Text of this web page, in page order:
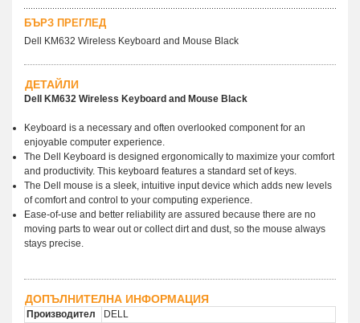
БЪРЗ ПРЕГЛЕД
Dell KM632 Wireless Keyboard and Mouse Black
ДЕТАЙЛИ
Dell KM632 Wireless Keyboard and Mouse Black
Keyboard is a necessary and often overlooked component for an
enjoyable computer experience.
The Dell Keyboard is designed ergonomically to maximize your comfort
and productivity. This keyboard features a standard set of keys.
The Dell mouse is a sleek, intuitive input device which adds new levels
of comfort and control to your computing experience.
Ease-of-use and better reliability are assured because there are no
moving parts to wear out or collect dirt and dust, so the mouse always
stays precise.
ДОПЪЛНИТЕЛНА ИНФОРМАЦИЯ
Производител
DELL